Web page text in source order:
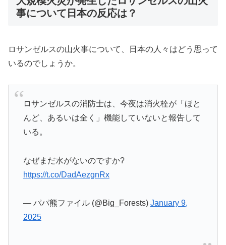
事について日本の反応は？
ロサンゼルスの山火事について、日本の人々はどう思って
いるのでしょうか。
ロサンゼルスの消防士は、今夜は消火栓が「ほと
んど、あるいは全く」機能していないと報告して
いる。
なぜまだ水がないのですか?
https://t.co/DadAezgnRx
— パパ熊ファイル (@Big_Forests) January 9,
2025